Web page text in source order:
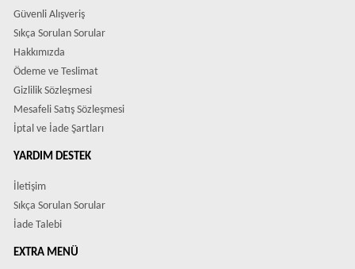
Güvenli Alışveriş
Sıkça Sorulan Sorular
Hakkımızda
Ödeme ve Teslimat
Gizlilik Sözleşmesi
Mesafeli Satış Sözleşmesi
İptal ve İade Şartları
YARDIM DESTEK
İletişim
Sıkça Sorulan Sorular
İade Talebi
EXTRA MENÜ